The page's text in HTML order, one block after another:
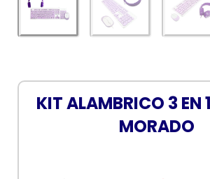
KIT ALAMBRICO 3 EN
MORADO